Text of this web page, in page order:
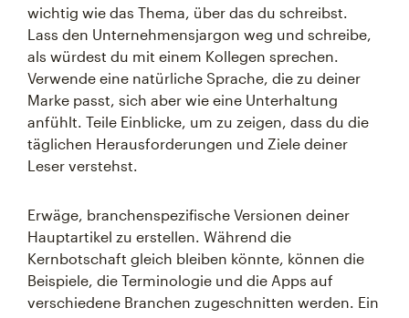
wichtig wie das Thema, über das du schreibst.
Lass den Unternehmensjargon weg und schreibe,
als würdest du mit einem Kollegen sprechen.
Verwende eine natürliche Sprache, die zu deiner
Marke passt, sich aber wie eine Unterhaltung
anfühlt. Teile Einblicke, um zu zeigen, dass du die
täglichen Herausforderungen und Ziele deiner
Leser verstehst.
Erwäge, branchenspezifische Versionen deiner
Hauptartikel zu erstellen. Während die
Kernbotschaft gleich bleiben könnte, können die
Beispiele, die Terminologie und die Apps auf
verschiedene Branchen zugeschnitten werden. Ein